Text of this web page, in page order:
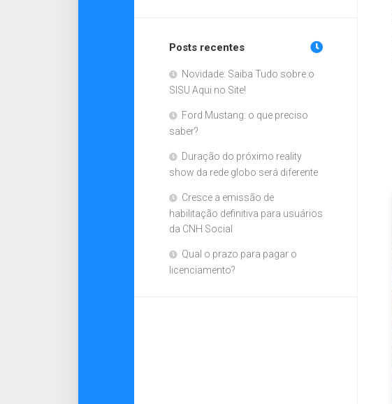
Posts recentes
Novidade: Saiba Tudo sobre o
SISU Aqui no Site!
Ford Mustang: o que preciso
saber?
Duração do próximo reality
show da rede globo será diferente
Cresce a emissão de
habilitação definitiva para usuários
da CNH Social
Qual o prazo para pagar o
licenciamento?